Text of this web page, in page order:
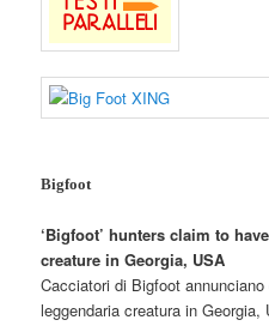
Bigfoot
‘Bigfoot’ hunters claim to
creature in Georgia, USA
Cacciatori di Bigfoot
leggendaria creatura in Georgia,